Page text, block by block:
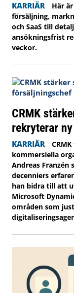
KARRIÄR
Här
försäljning,
och SaaS till
ansökningsfrist
veckor.
CRMK
rekryterar
KARRIÄR
kommersiella
Andreas Franzén
decenniers
han bidra till att
Microsoft
områden som